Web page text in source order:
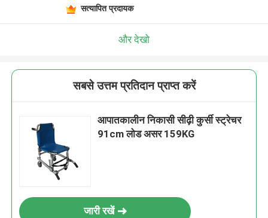
सत्यापित प्रदायक
और देखो
सबसे उत्तम प्रतिदान प्राप्त करें
आपातकालीन निकासी सीढ़ी कुर्सी स्ट्रेचर
91cm लोड असर 159KG
जारी रखें